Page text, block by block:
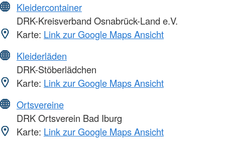
Kleidercontainer
DRK-Kreisverband Osnabrück-Land e.V.
Karte: Link zur Google Maps Ansicht
Kleiderläden
DRK-Stöberlädchen
Karte: Link zur Google Maps Ansicht
Ortsvereine
DRK Ortsverein Bad Iburg
Karte: Link zur Google Maps Ansicht